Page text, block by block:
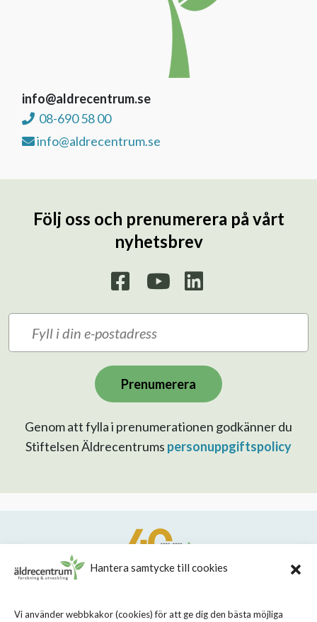
Hantera samtycke till cookies
Vi använder webbkakor (cookies) för att ge dig den bästa möjliga
info@aldrecentrum.se
08-690 58 00
info@aldrecentrum.se
Följ oss och prenumerera på vårt
nyhetsbrev
Prenumerera
Genom att fylla i prenumerationen godkänner du
Stiftelsen Äldrecentrums personuppgiftspolicy